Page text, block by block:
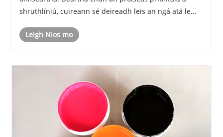
shruthlíniú, cuireann sé deireadh leis an ngá atá le
ardchaighdeáin a chinntiú ar ábhair é......
Leigh Nios mo